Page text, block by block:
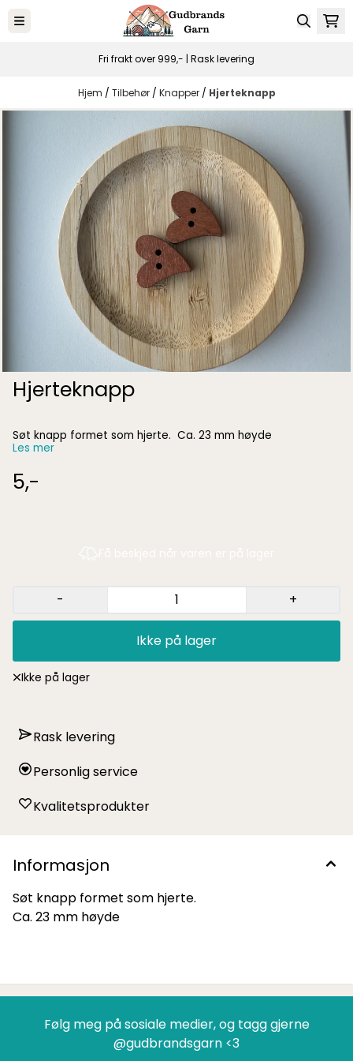
Hopp til innhold
Fri frakt over 999,- | Rask levering
Hjem / Tilbehør / Knapper / Hjerteknapp
Hjerteknapp
Søt knapp formet som hjerte. Ca. 23 mm høyde
Les mer
5,-
- +
Ikke på lager
Ikke på lager
Rask levering
Personlig service
Kvalitetsprodukter
Informasjon
Søt knapp formet som hjerte.
Ca. 23 mm høyde
Følg meg på sosiale medier, og tagg gjerne
@gudbrandsgarn <3